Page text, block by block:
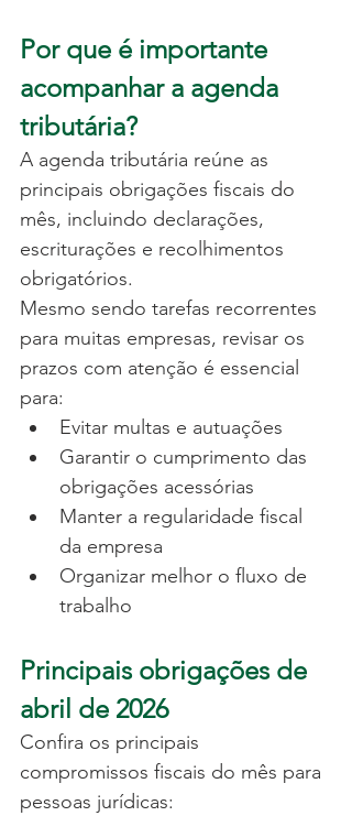
Por que é importante
acompanhar a agenda
tributária?
A agenda tributária reúne as
principais obrigações fiscais do
mês, incluindo declarações,
escriturações e recolhimentos
obrigatórios.
Mesmo sendo tarefas recorrentes
para muitas empresas, revisar os
prazos com atenção é essencial
para:
Evitar multas e autuações
Garantir o cumprimento das
obrigações acessórias
Manter a regularidade fiscal
da empresa
Organizar melhor o fluxo de
trabalho
Principais obrigações de
abril de 2026
Confira os principais
compromissos fiscais do mês para
pessoas jurídicas: